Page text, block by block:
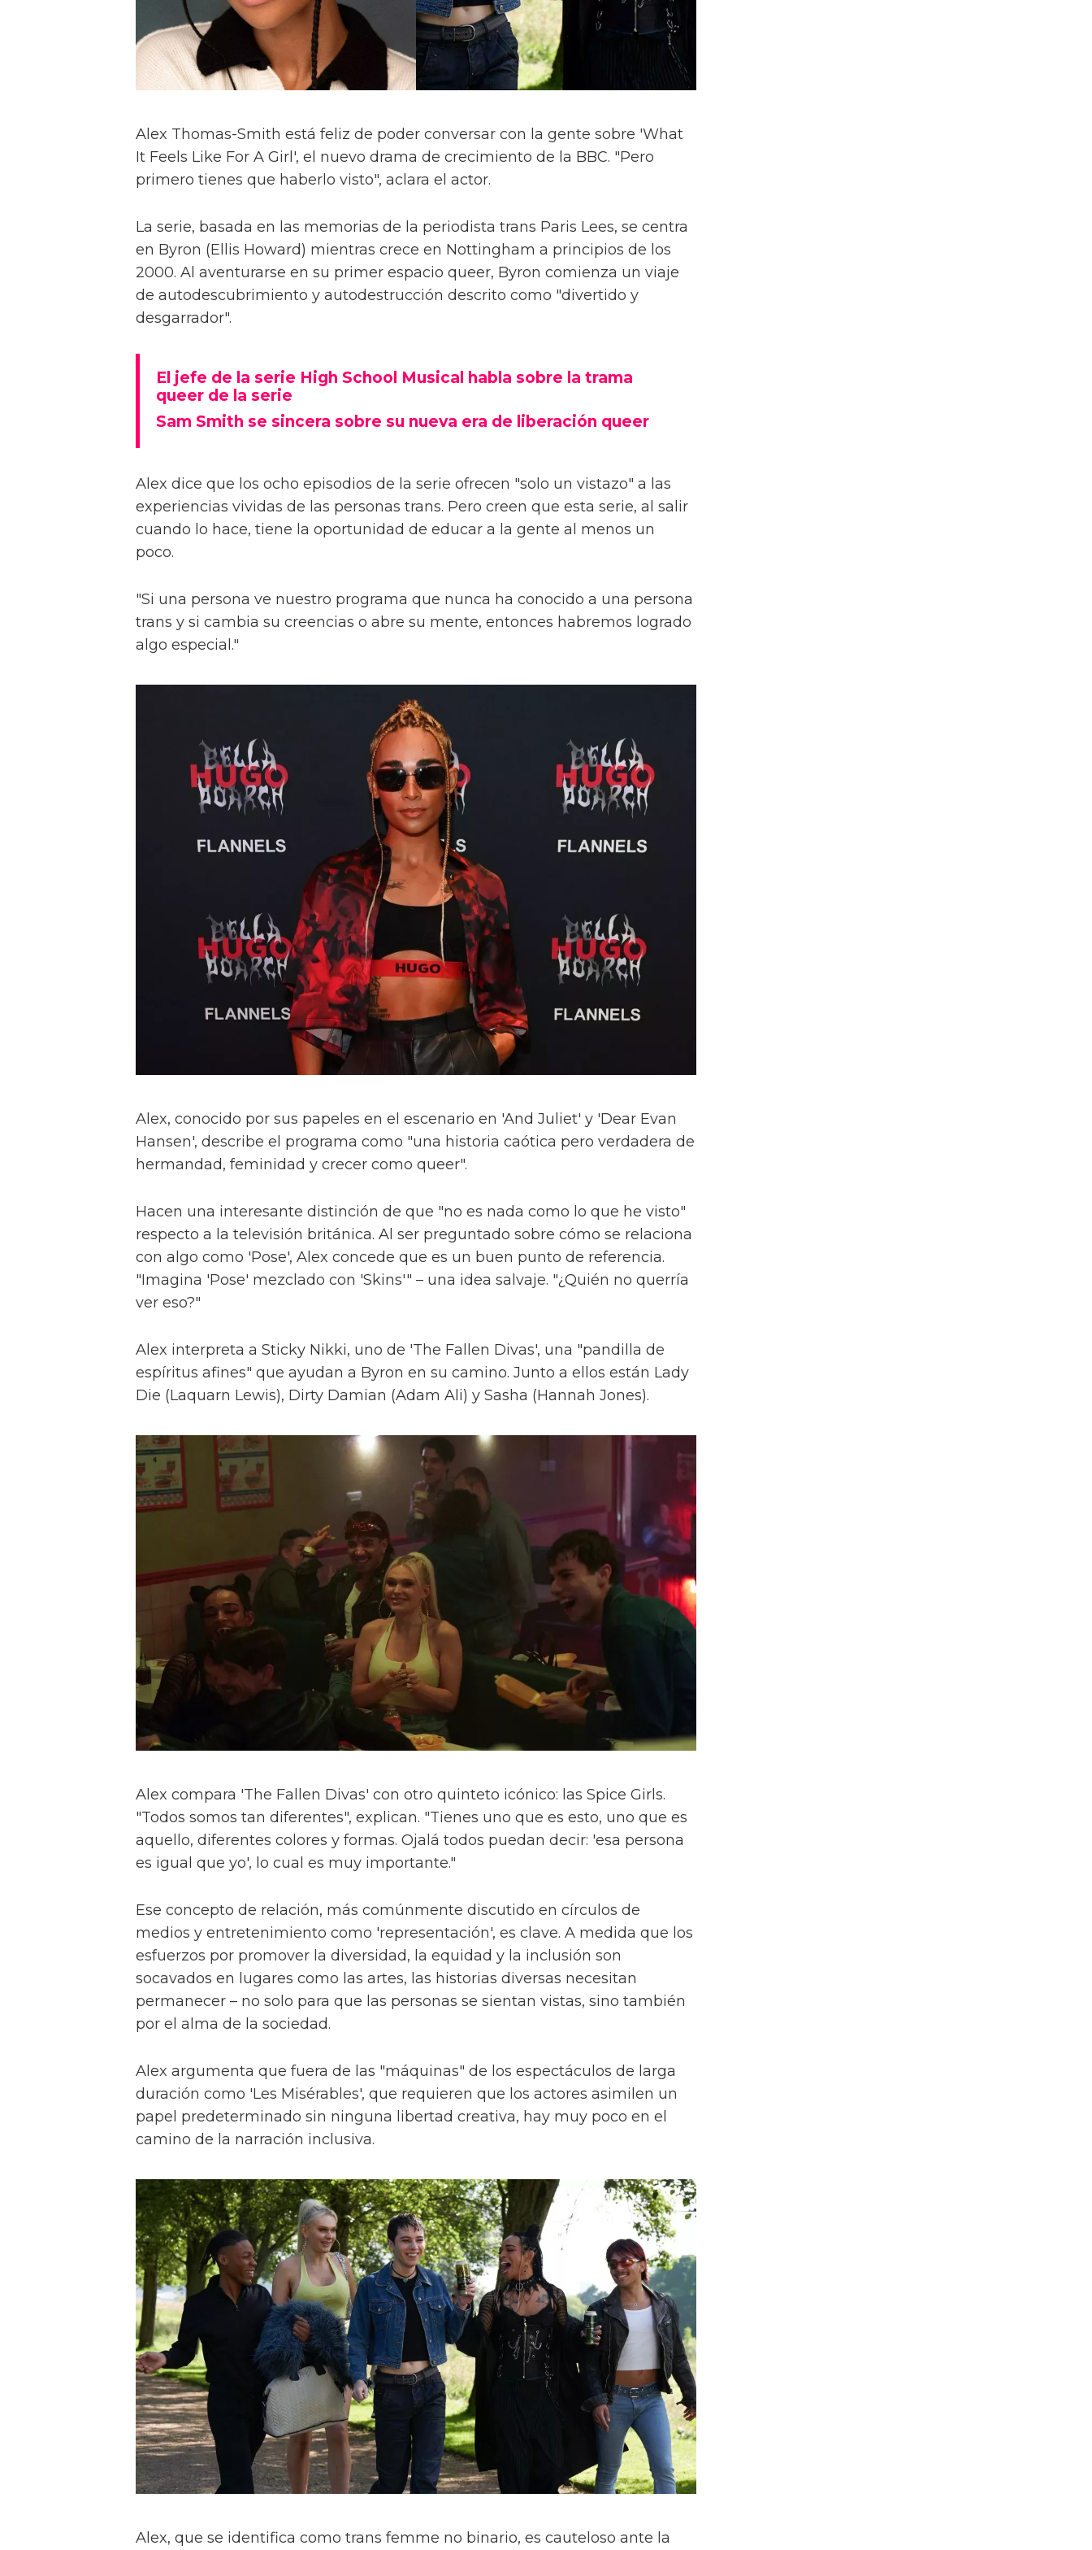
Alex Thomas-Smith está feliz de poder conversar con la gente sobre 'What
It Feels Like For A Girl', el nuevo drama de crecimiento de la BBC. "Pero
primero tienes que haberlo visto", aclara el actor.
La serie, basada en las memorias de la periodista trans Paris Lees, se centra
en Byron (Ellis Howard) mientras crece en Nottingham a principios de los
2000. Al aventurarse en su primer espacio queer, Byron comienza un viaje
de autodescubrimiento y autodestrucción descrito como "divertido y
desgarrador".
El jefe de la serie High School Musical habla sobre la trama
queer de la serie
Sam Smith se sincera sobre su nueva era de liberación queer
Alex dice que los ocho episodios de la serie ofrecen "solo un vistazo" a las
experiencias vividas de las personas trans. Pero creen que esta serie, al salir
cuando lo hace, tiene la oportunidad de educar a la gente al menos un
poco.
"Si una persona ve nuestro programa que nunca ha conocido a una persona
trans y si cambia su creencias o abre su mente, entonces habremos logrado
algo especial."
Alex, conocido por sus papeles en el escenario en 'And Juliet' y 'Dear Evan
Hansen', describe el programa como "una historia caótica pero verdadera de
hermandad, feminidad y crecer como queer".
Hacen una interesante distinción de que "no es nada como lo que he visto"
respecto a la televisión británica. Al ser preguntado sobre cómo se relaciona
con algo como 'Pose', Alex concede que es un buen punto de referencia.
"Imagina 'Pose' mezclado con 'Skins'" – una idea salvaje. "¿Quién no querría
ver eso?"
Alex interpreta a Sticky Nikki, uno de 'The Fallen Divas', una "pandilla de
espíritus afines" que ayudan a Byron en su camino. Junto a ellos están Lady
Die (Laquarn Lewis), Dirty Damian (Adam Ali) y Sasha (Hannah Jones).
Alex compara 'The Fallen Divas' con otro quinteto icónico: las Spice Girls.
"Todos somos tan diferentes", explican. "Tienes uno que es esto, uno que es
aquello, diferentes colores y formas. Ojalá todos puedan decir: 'esa persona
es igual que yo', lo cual es muy importante."
Ese concepto de relación, más comúnmente discutido en círculos de
medios y entretenimiento como 'representación', es clave. A medida que los
esfuerzos por promover la diversidad, la equidad y la inclusión son
socavados en lugares como las artes, las historias diversas necesitan
permanecer – no solo para que las personas se sientan vistas, sino también
por el alma de la sociedad.
Alex argumenta que fuera de las "máquinas" de los espectáculos de larga
duración como 'Les Misérables', que requieren que los actores asimilen un
papel predeterminado sin ninguna libertad creativa, hay muy poco en el
camino de la narración inclusiva.
Alex, que se identifica como trans femme no binario, es cauteloso ante la